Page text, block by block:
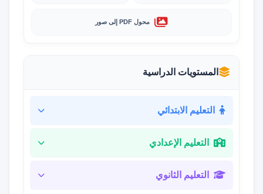
محول PDF إلى صور
المستويات الدراسية
التعليم الابتدائي
التعليم الإعدادي
التعليم الثانوي